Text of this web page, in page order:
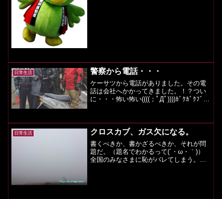
日常生活 警察から電話・・・
ケーサツから電話がありました。その電
話は会社へかかってきました。！？つい
に・・・怖い怖い((((；ﾟДﾟ))))ｶﾞｸｶﾞｸﾌﾞﾙ
かかって来ました。」と。(ﾟдﾟ)...
日常生活 クロスカブ、ガス欠になる。
書くべきか、書かざるべきか、それが問
題だ。（題名でわかるって(´・ω・｀)）
全国のみなさまに恥がバレてしまう。書